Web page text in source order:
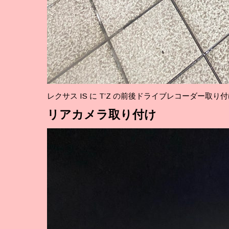
レクサス IS に T’Z の前後ドライブレコーダー取り
リアカメラ取り付け